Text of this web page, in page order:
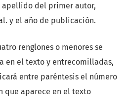
del primer autor,
y el año de publicación.
renglones o menores se
en el texto y entrecomilladas,
entre paréntesis el número
que aparece en el texto